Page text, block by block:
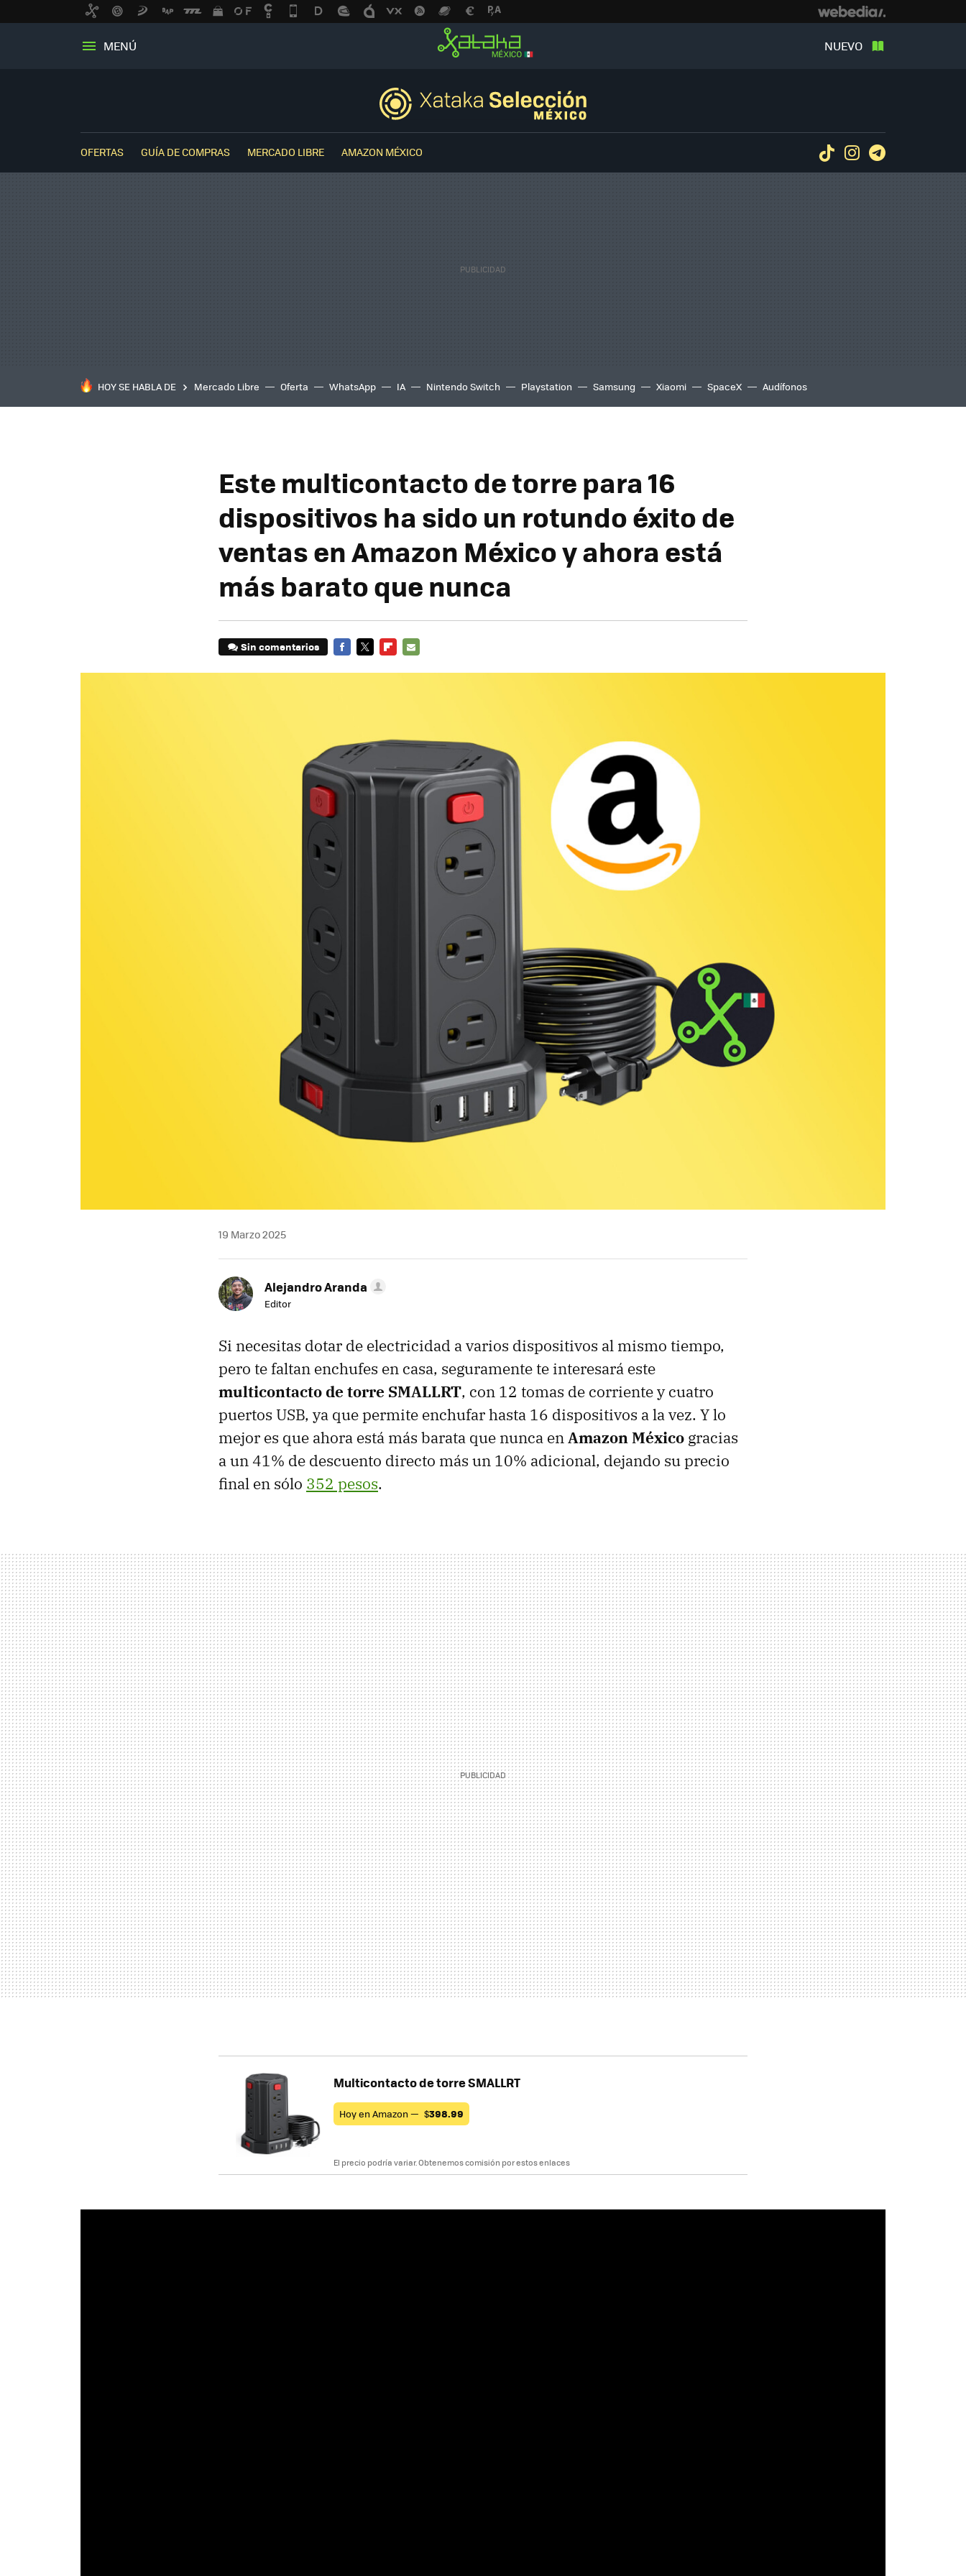
MENÚ NUEVO
OFERTAS GUÍA DE COMPRAS MERCADO LIBRE AMAZON MÉXICO TiktokInstagram
HOY SE HABLA DE Mercado Libre Oferta WhatsApp IA Nintendo Switch Playstation Samsung Xiaomi SpaceX Audífonos
Este multicontacto de torre para 16
dispositivos ha sido un rotundo éxito de
ventas en Amazon México y ahora está
más barato que nunca
Sin comentarios
19 Marzo 2025
Alejandro Aranda
Editor
Si necesitas dotar de electricidad a varios dispositivos al mismo tiempo,
pero te faltan enchufes en casa, seguramente te interesará este
multicontacto de torre SMALLRT, con 12 tomas de corriente y cuatro
puertos USB, ya que permite enchufar hasta 16 dispositivos a la vez. Y lo
mejor es que ahora está más barata que nunca enAmazon México gracias
a un 41% de descuento directo más un 10% adicional, dejando su precio
final en sólo 352 pesos.
Multicontacto de torre SMALLRT
Hoy en Amazon — $398.99
El precio podría variar. Obtenemos comisión por estos enlaces